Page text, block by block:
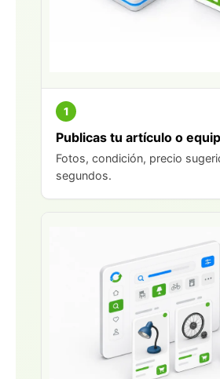
1
Publicas tu artículo o
Fotos, condición, precio
segundos.